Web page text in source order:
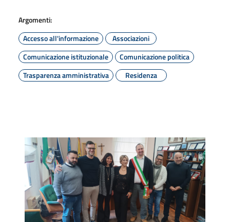
Argomenti:
Accesso all'informazione
Associazioni
Comunicazione istituzionale
Comunicazione politica
Trasparenza amministrativa
Residenza